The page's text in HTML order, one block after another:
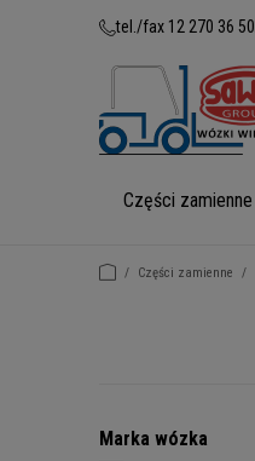
tel./fax 12 270 36 50
Części zamienne
/ Części zamienne /
Marka wózka